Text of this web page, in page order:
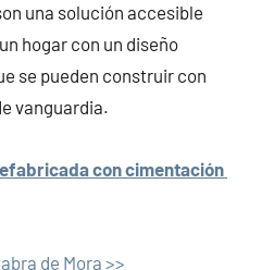
una solución accesible
hogar con un diseño
se pueden construir con
vanguardia.
con cimentación
de Mora >>